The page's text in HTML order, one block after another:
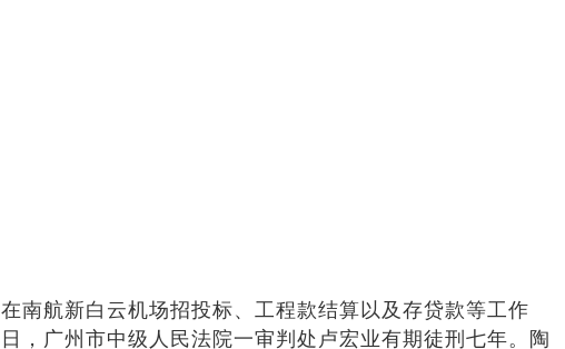
南航新白云机场招投标、工程款结算以及存贷款等工作
，广州市中级人民法院一审判处卢宏业有期徒刑七年。陶